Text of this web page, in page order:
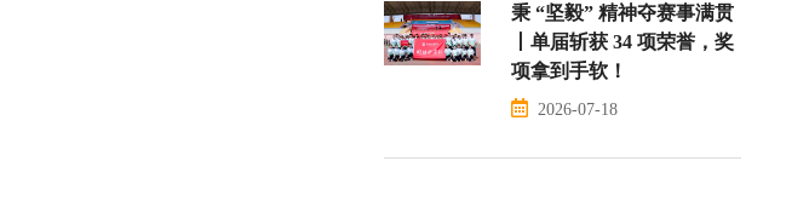
秉 “坚毅” 精神夺赛事满贯
丨单届斩获 34 项荣誉，奖
项拿到手软！
2026-07-18